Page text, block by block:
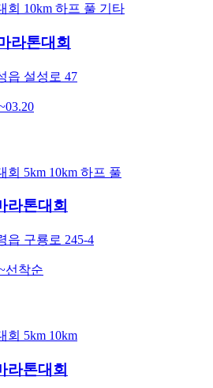
회 10km 하프 풀 기타
라톤대회
읍 설성로 47
회 5km 10km 하프 풀
라톤대회
읍 구룡로 245-4
선착순
회 5km 10km
라톤대회